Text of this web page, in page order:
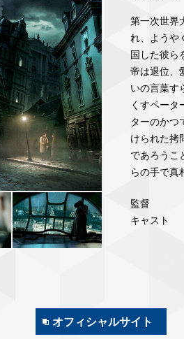
第一次世界
れ、ようや
国した彼ら
帝は退位、
いの言葉す
くすペータ
ターのかつ
けられた拷
であろうこ
らの手で真
監督
キャスト
オフィシャルサイト